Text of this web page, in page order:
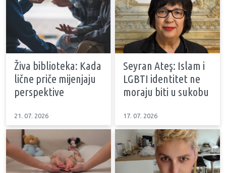
Živa biblioteka: Kada
lične priče mijenjaju
perspektive
21. 07. 2026
Seyran Ateş: Islam i
LGBTI identitet ne
moraju biti u sukobu
17. 07. 2026